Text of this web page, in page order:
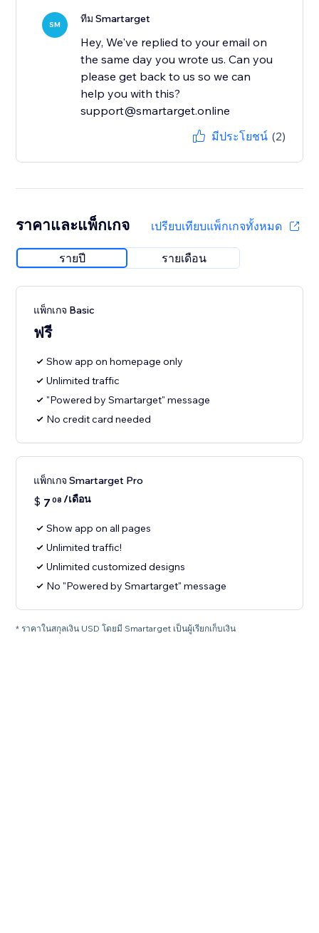
SM ทีม Smartarget
Hey, We've replied to your email on
the same day you wrote us. Can you
please get back to us so we can
help you with this?
support@smartarget.online
มีประโยชน์ (2)
ราคาและแพ็กเกจ เปรียบเทียบแพ็กเกจทั้งหมด
รายปี รายเดือน
แพ็กเกจ Basic
ฟรี
Show app on homepage only
Unlimited traffic
"Powered by Smartarget" message
No credit card needed
แพ็กเกจ Smartarget Pro
$ 7 08 /เดือน
Show app on all pages
Unlimited traffic!
Unlimited customized designs
No "Powered by Smartarget" message
* ราคาในสกุลเงิน USD โดยมี Smartarget เป็นผู้เรียกเก็บเงิน